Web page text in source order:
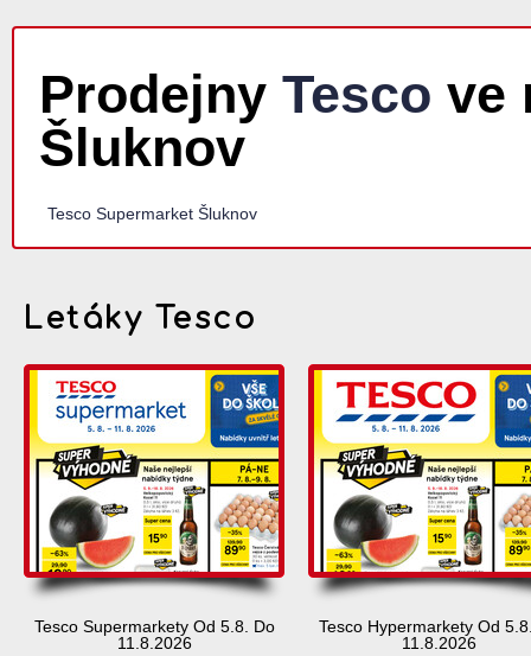
Prodejny Tesco ve
Šluknov
Tesco Supermarket Šluknov
Letáky Tesco
Tesco Supermarkety Od 5.8. Do
11.8.2026
Tesco Hypermarkety Od
11.8.2026